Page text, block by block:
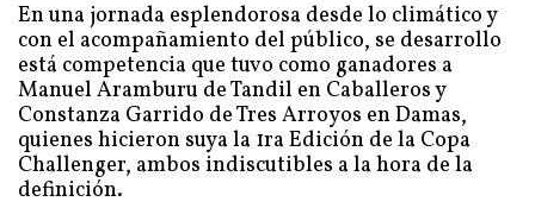
En una jornada esplendorosa desde lo climático y
con el acompañamiento del público, se desarrollo
está competencia que tuvo como ganadores a
Manuel Aramburu de Tandil en Caballeros y
Constanza Garrido de Tres Arroyos en Damas,
quienes hicieron suya la 1ra Edición de la Copa
Challenger, ambos indiscutibles a la hora de la
definición.